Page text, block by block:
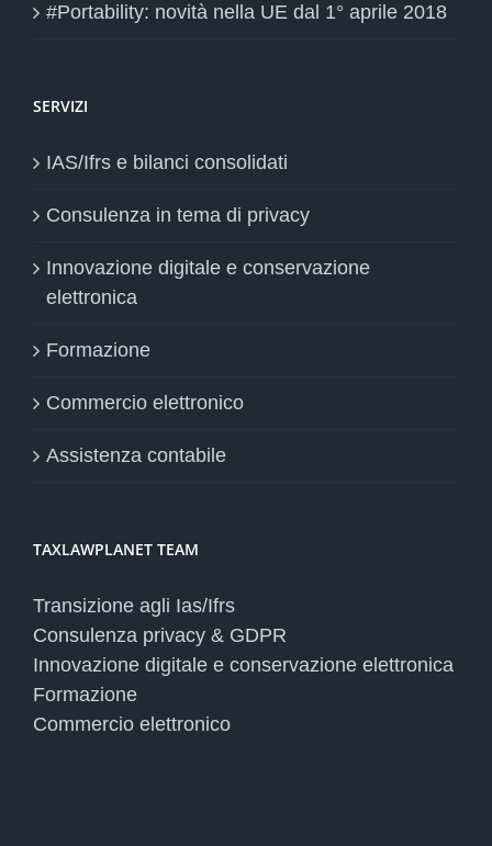
#Portability: novità nella UE dal 1° aprile 2018
SERVIZI
IAS/Ifrs e bilanci consolidati
Consulenza in tema di privacy
Innovazione digitale e conservazione
elettronica
Formazione
Commercio elettronico
Assistenza contabile
TAXLAWPLANET TEAM
Transizione agli Ias/Ifrs
Consulenza privacy & GDPR
Innovazione digitale e conservazione elettronica
Formazione
Commercio elettronico